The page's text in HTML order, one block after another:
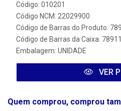
Código: 010201
Código NCM: 22029900
Código de Barras do Produto:
Código de Barras da Caixa:
Embalagem: UNIDADE
VER
Quem comprou, comprou